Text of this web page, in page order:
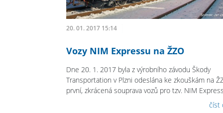
20. 01. 2017 15:14
Vozy NIM Expressu na ŽZO
Dne 20. 1. 2017 byla z výrobního závodu Škody
Transportation v Plzni odeslána ke zkouškám na
první, zkrácená souprava vozů pro tzv. NIM
číst